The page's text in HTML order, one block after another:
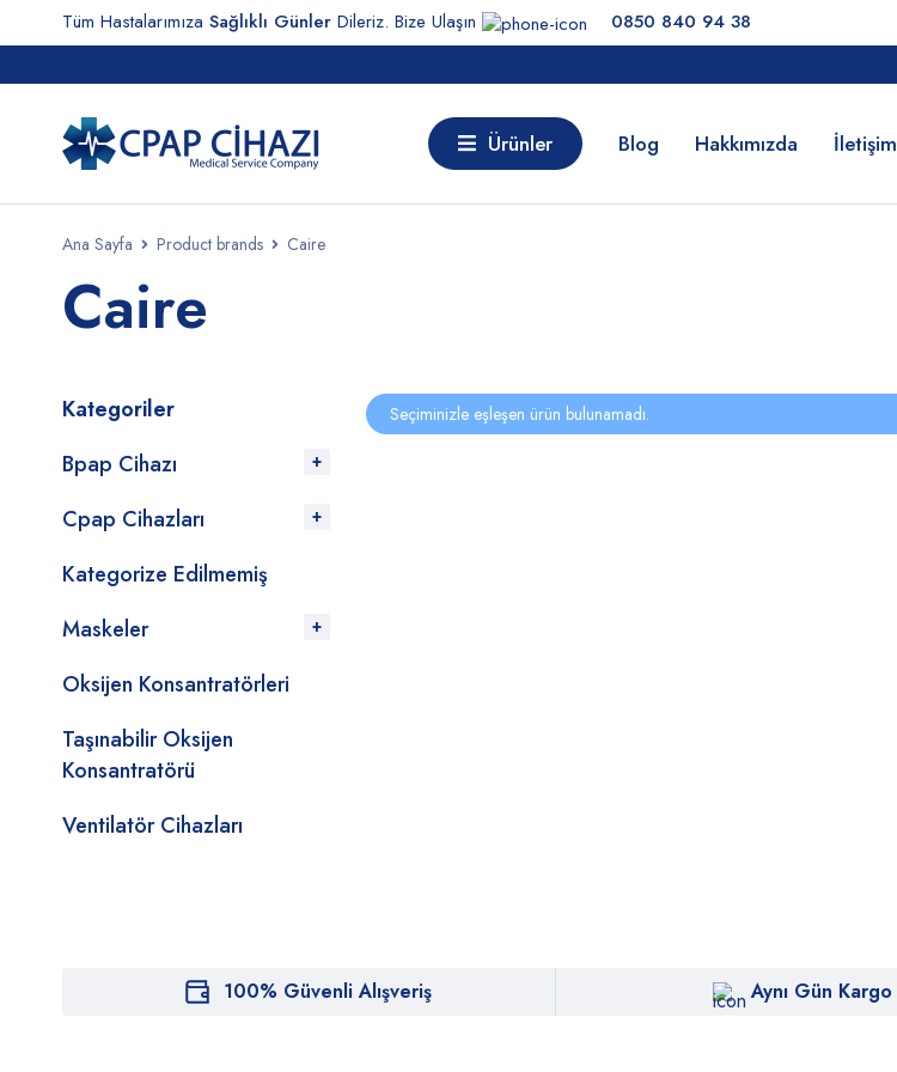
Tüm Hastalarımıza Sağlıklı Günler Dileriz. Bize Ulaşın 0850 840 94 38
Ürünler Blog Hakkımızda İletişim
Ana Sayfa Product brands Caire
Caire
Kategoriler
Bpap Cihazı
Cpap Cihazları
Kategorize Edilmemiş
Maskeler
Oksijen Konsantratörleri
Taşınabilir Oksijen
Konsantratörü
Ventilatör Cihazları
Seçiminizle eşleşen ürün bulunamadı.
100% Güvenli Alışveriş Aynı Gün Kargo